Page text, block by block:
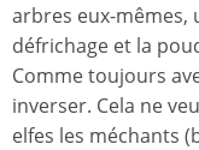
arbres eux-mêmes,
défrichage et la
Comme toujours
inverser. Cela ne
elfes les méchants